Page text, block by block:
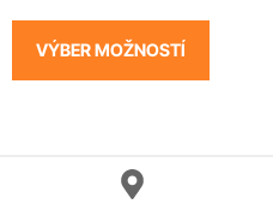
VÝBER MOŽNOSTÍ